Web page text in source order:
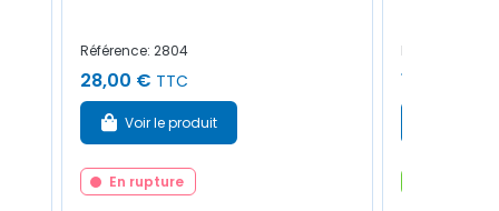
Référence: 2804
28,00 € TTC
Voir le produit
En rupture
Référence:
16,50 €